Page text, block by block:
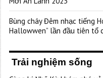
Bùng cháy Đêm nhạc tiếng
Hallowwen” lần đầu tiên tổ
Trải nghiệm sống